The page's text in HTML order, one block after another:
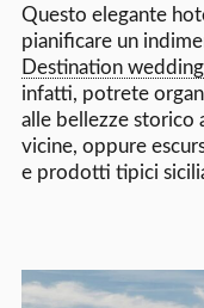
Questo elegante
pianificare un
Destination
infatti, potrete
alle bellezze storico
vicine, oppure
e prodotti tipici